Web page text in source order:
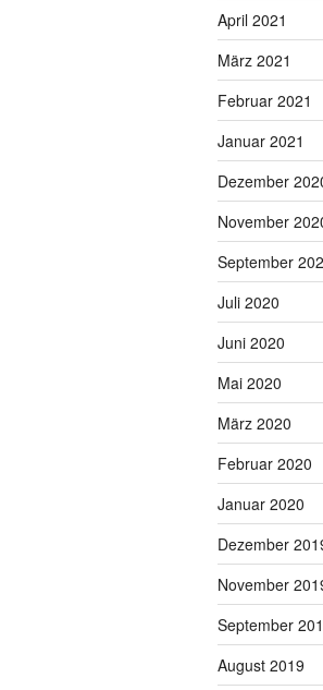
April 2021
März 2021
Februar 2021
Januar 2021
Dezember
November
September
Juli 2020
Juni 2020
Mai 2020
März 2020
Februar 2020
Januar 2020
Dezember
November
September
August 2019